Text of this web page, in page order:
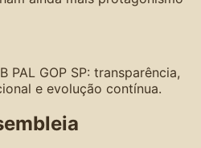
PAL GOP SP: transparência,
e evolução contínua.